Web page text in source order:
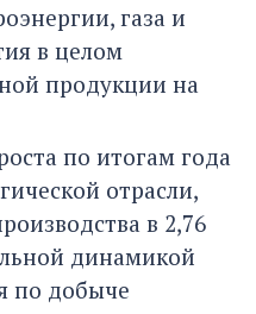
газа и
в целом
продукции на
по итогам года
отрасли,
в 2,76
динамикой
по добыче